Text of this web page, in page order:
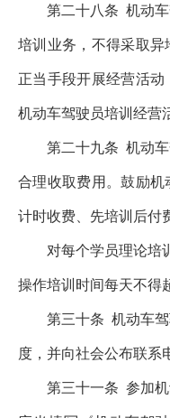
第二十八条 机动
培训业务，不得采取
正当手段开展经营活
机动车驾驶员培训经营
第二十九条 机动
合理收取费用。鼓励机
计时收费、先培训后付
对每个学员理论培
操作培训时间每天不得
第三十条 机动车
度，并向社会公布联系
第三十一条 参加